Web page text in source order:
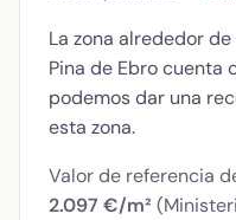
La zona alrededor de
Pina de Ebro cuenta
podemos dar una
esta zona.
Valor de referencia
2.097 €/m²